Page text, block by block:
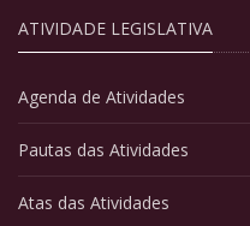
ATIVIDADE LEGISLATIVA
Agenda de Atividades
Pautas das Atividades
Atas das Atividades